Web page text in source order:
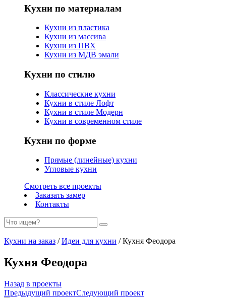
Кухни по материалам
Кухни из пластика
Кухни из массива
Кухни из ПВХ
Кухни из МДВ эмали
Кухни по стилю
Классические кухни
Кухни в стиле Лофт
Кухни в стиле Модерн
Кухни в современном стиле
Кухни по форме
Прямые (линейные) кухни
Угловые кухни
Смотреть все проекты
Заказать замер
Контакты
Кухни на заказ /Идеи для кухни / Кухня Феодора
Кухня Феодора
Назад в проекты
Предыдущий проектСледующий проект